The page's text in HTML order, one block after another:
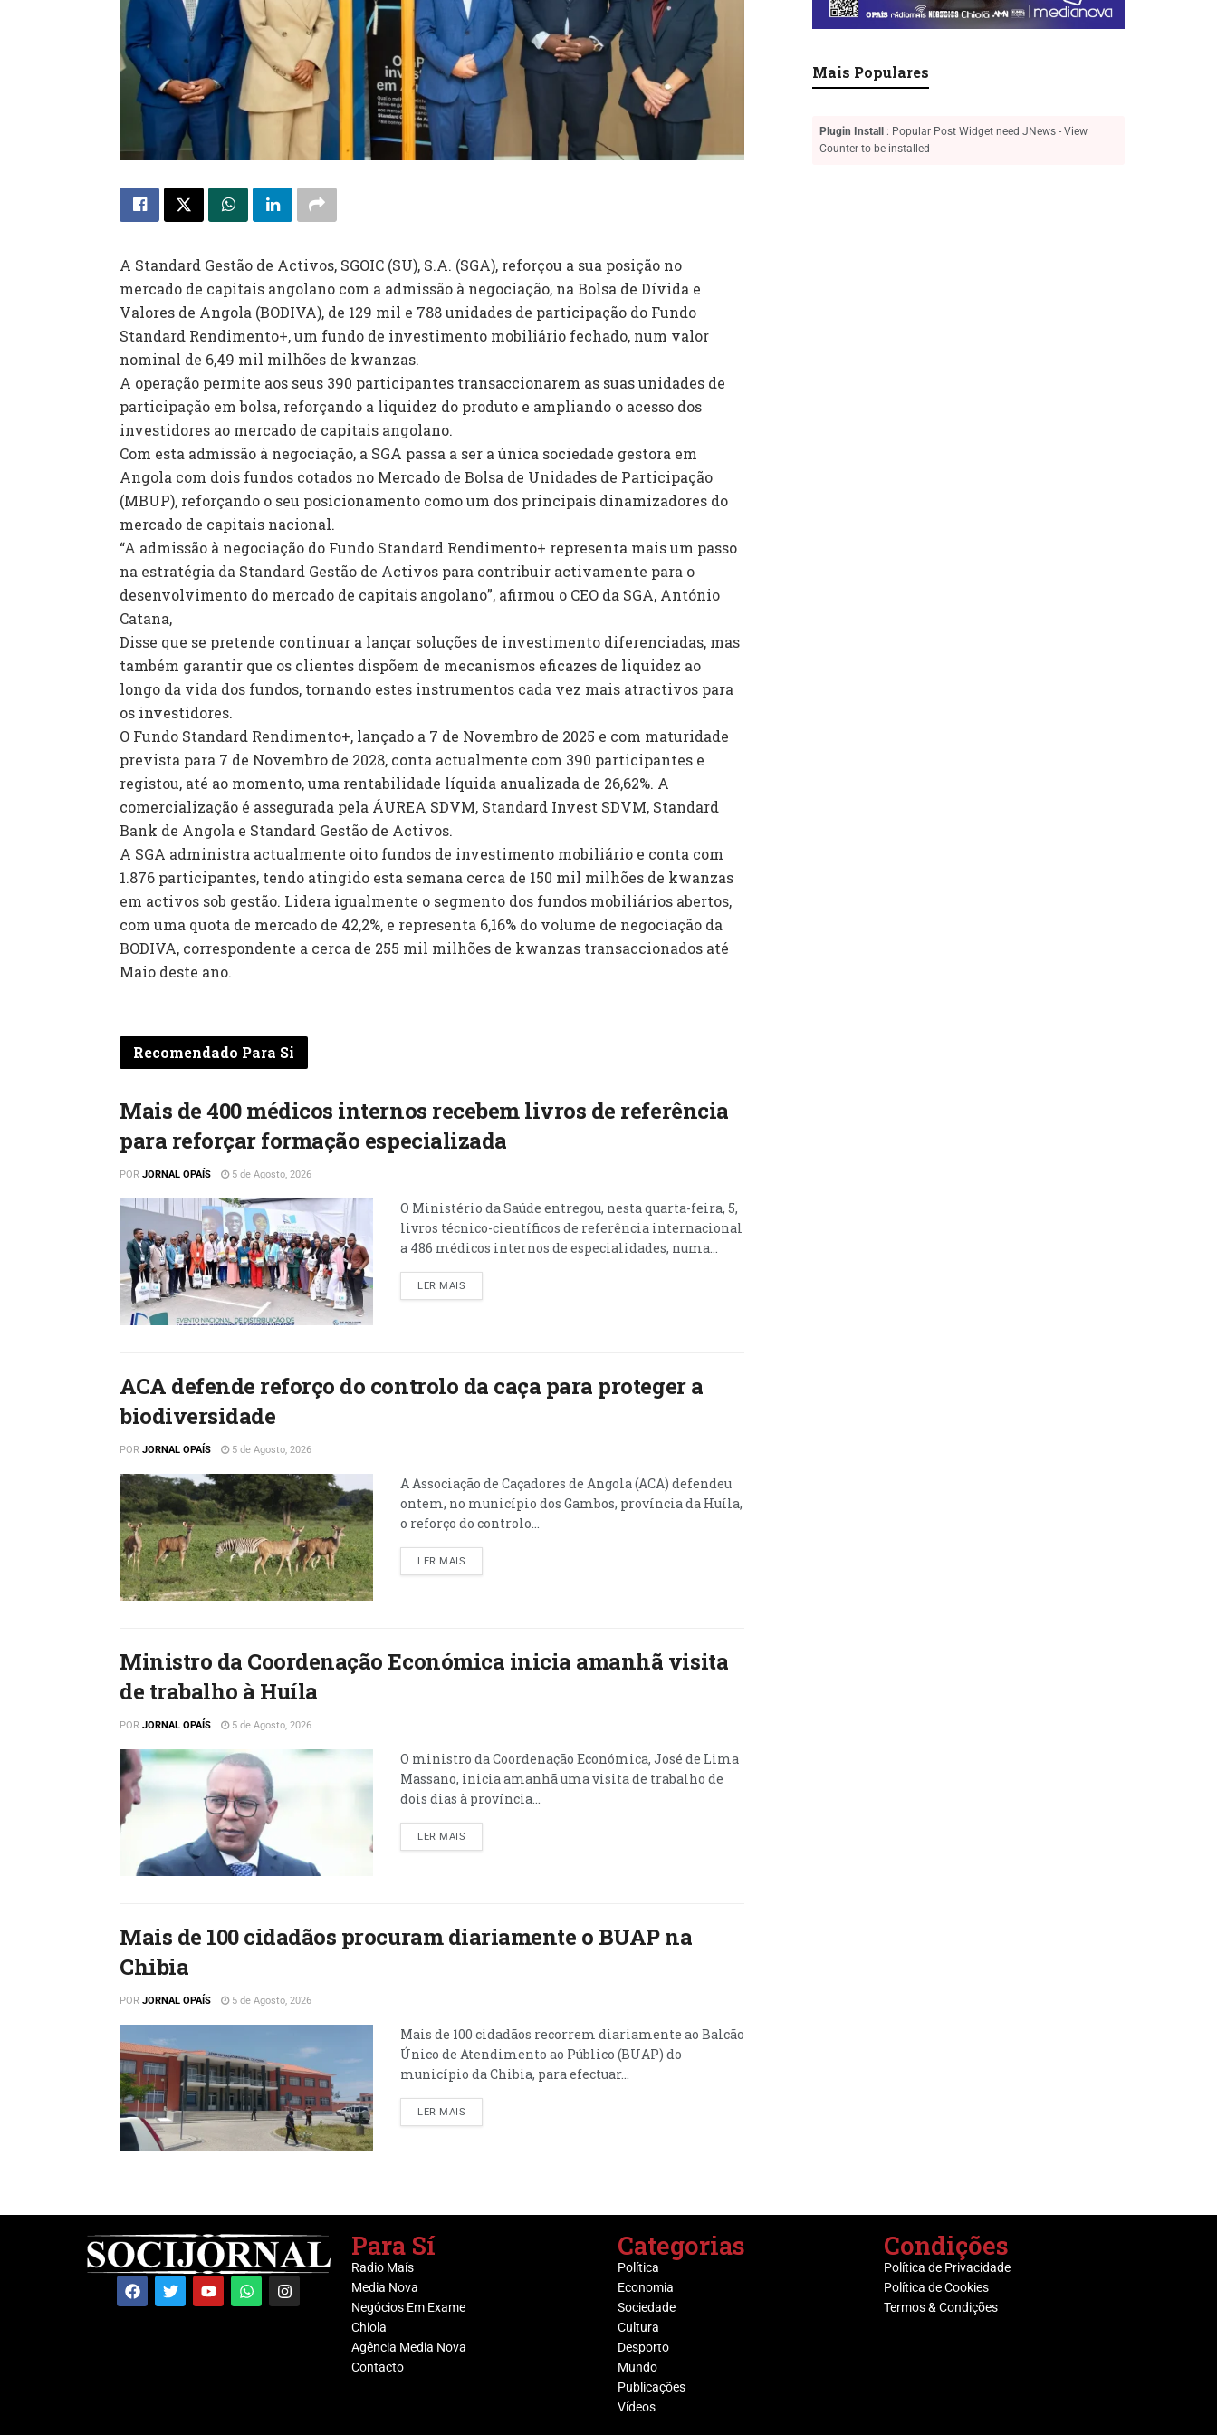
A Standard Gestão de Activos, SGOIC (SU), S.A. (SGA), reforçou a sua posição no
mercado de capitais angolano com a admissão à negociação, na Bolsa de Dívida e
Valores de Angola (BODIVA), de 129 mil e 788 unidades de participação do Fundo
Standard Rendimento+, um fundo de investimento mobiliário fechado, num valor
nominal de 6,49 mil milhões de kwanzas.
A operação permite aos seus 390 participantes transaccionarem as suas unidades de
participação em bolsa, reforçando a liquidez do produto e ampliando o acesso dos
investidores ao mercado de capitais angolano.
Com esta admissão à negociação, a SGA passa a ser a única sociedade gestora em
Angola com dois fundos cotados no Mercado de Bolsa de Unidades de Participação
(MBUP), reforçando o seu posicionamento como um dos principais dinamizadores do
mercado de capitais nacional.
“A admissão à negociação do Fundo Standard Rendimento+ representa mais um passo
na estratégia da Standard Gestão de Activos para contribuir activamente para o
desenvolvimento do mercado de capitais angolano”, afirmou o CEO da SGA, António
Catana,
Disse que se pretende continuar a lançar soluções de investimento diferenciadas, mas
também garantir que os clientes dispõem de mecanismos eficazes de liquidez ao
longo da vida dos fundos, tornando estes instrumentos cada vez mais atractivos para
os investidores.
O Fundo Standard Rendimento+, lançado a 7 de Novembro de 2025 e com maturidade
prevista para 7 de Novembro de 2028, conta actualmente com 390 participantes e
registou, até ao momento, uma rentabilidade líquida anualizada de 26,62%. A
comercialização é assegurada pela ÁUREA SDVM, Standard Invest SDVM, Standard
Bank de Angola e Standard Gestão de Activos.
A SGA administra actualmente oito fundos de investimento mobiliário e conta com
1.876 participantes, tendo atingido esta semana cerca de 150 mil milhões de kwanzas
em activos sob gestão. Lidera igualmente o segmento dos fundos mobiliários abertos,
com uma quota de mercado de 42,2%, e representa 6,16% do volume de negociação da
BODIVA, correspondente a cerca de 255 mil milhões de kwanzas transaccionados até
Maio deste ano.
Recomendado Para Si
Mais de 400 médicos internos recebem livros de referência
para reforçar formação especializada
POR JORNAL OPAÍS 5 de Agosto, 2026
O Ministério da Saúde entregou, nesta quarta-feira, 5,
livros técnico-científicos de referência internacional
a 486 médicos internos de especialidades, numa...
LER MAIS
ACA defende reforço do controlo da caça para proteger a
biodiversidade
POR JORNAL OPAÍS 5 de Agosto, 2026
A Associação de Caçadores de Angola (ACA) defendeu
ontem, no município dos Gambos, província da Huíla,
o reforço do controlo...
LER MAIS
Ministro da Coordenação Económica inicia amanhã visita
de trabalho à Huíla
POR JORNAL OPAÍS 5 de Agosto, 2026
O ministro da Coordenação Económica, José de Lima
Massano, inicia amanhã uma visita de trabalho de
dois dias à província...
LER MAIS
Mais de 100 cidadãos procuram diariamente o BUAP na
Chibia
POR JORNAL OPAÍS 5 de Agosto, 2026
Mais de 100 cidadãos recorrem diariamente ao Balcão
Único de Atendimento ao Público (BUAP) do
município da Chibia, para efectuar...
LER MAIS
Mais Populares
Plugin Install
: Popular Post Widget need JNews - View
Counter to be installed
Para Sí
Radio Maís
Media Nova
Negócios Em Exame
Chiola
Agência Media Nova
Contacto
Categorias
Política
Economia
Sociedade
Cultura
Desporto
Mundo
Publicações
Vídeos
Condições
Política de Privacidade
Política de Cookies
Termos & Condições